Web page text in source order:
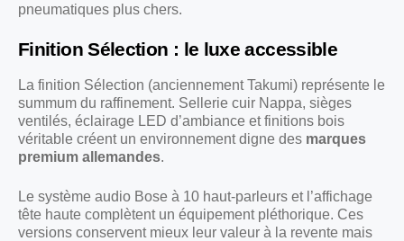
pneumatiques plus chers.
Finition Sélection : le luxe accessible
La finition Sélection (anciennement Takumi) représente le
summum du raffinement. Sellerie cuir Nappa, sièges
ventilés, éclairage LED d’ambiance et finitions bois
véritable créent un environnement digne des marques
premium allemandes.
Le système audio Bose à 10 haut-parleurs et l’affichage
tête haute complètent un équipement pléthorique. Ces
versions conservent mieux leur valeur à la revente mais